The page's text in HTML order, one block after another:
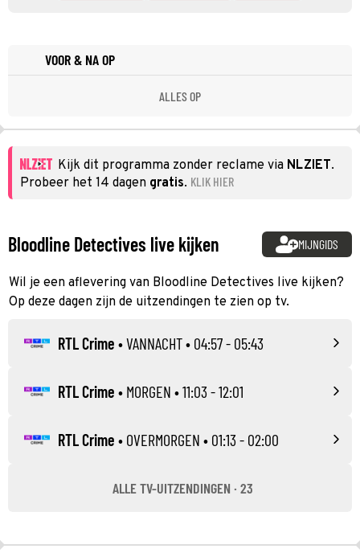
VOOR & NA OP
ALLES OP
Kijk dit programma zonder reclame via NLZIET.
Probeer het 14 dagen gratis. KLIK HIER
Bloodline Detectives live kijken MIJNGIDS
Wil je een aflevering van Bloodline Detectives live kijken?
Op deze dagen zijn de uitzendingen te zien op tv.
RTL Crime •VANNACHT• 04:57 - 05:43
RTL Crime • MORGEN • 11:03 - 12:01
RTL Crime • OVERMORGEN • 01:13 - 02:00
ALLE TV-UITZENDINGEN · 23